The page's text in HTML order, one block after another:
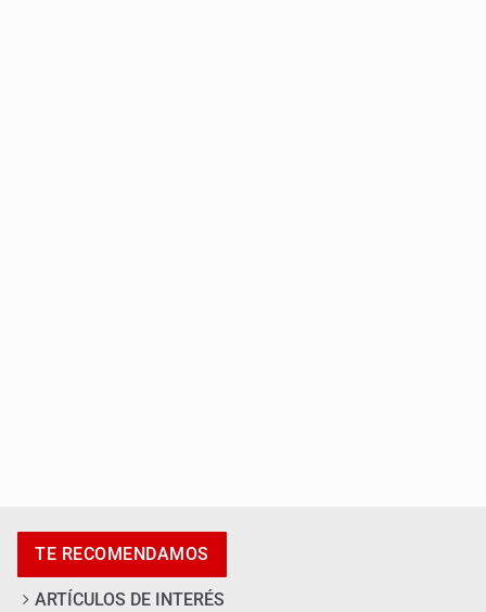
en Oblatos
TE RECOMENDAMOS
ARTÍCULOS DE INTERÉS